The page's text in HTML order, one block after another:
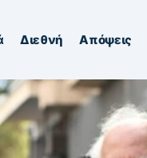
Διεθνή Απόψεις